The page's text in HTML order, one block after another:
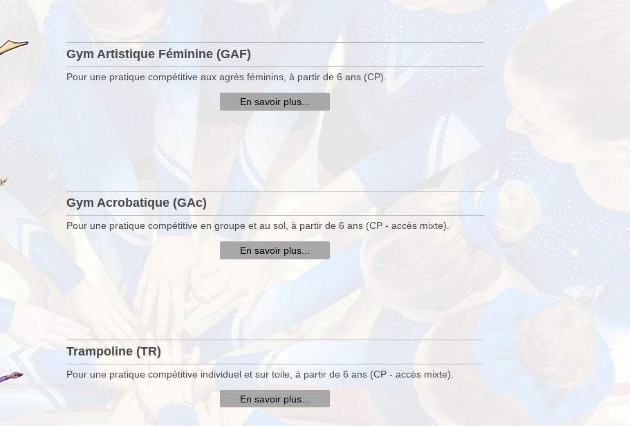
Gym Artistique Féminine (GAF)
Pour une pratique compétitive aux agrès féminins, à partir de 6 ans (CP).
En savoir plus...
Gym Acrobatique (GAc)
Pour une pratique compétitive en groupe et au sol, à partir de 6 ans (CP - accès mixte).
En savoir plus...
Trampoline (TR)
Pour une pratique compétitive individuel et sur toile, à partir de 6 ans (CP - accès mixte).
En savoir plus...